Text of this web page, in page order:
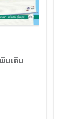
มเติม